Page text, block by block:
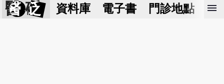
醫 砭 資料庫 電子書 門診地點 預
menu